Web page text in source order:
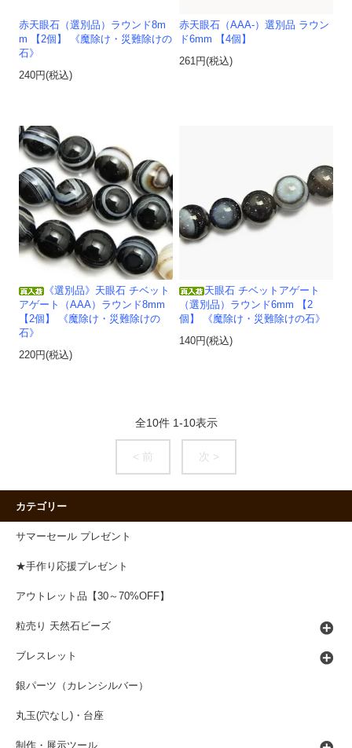
赤天眼石（選別品）ラウンド8m
m 【2個】 《魔除け・災難除けの
石》
240円(税込)
赤天眼石（AAA-）選別品 ラウン
ド6mm 【4個】
261円(税込)
《選別品》天眼石 チベット
アゲート（AAA）ラウンド8mm
【2個】 《魔除け・災難除けの
石》
220円(税込)
天眼石 チベットアゲート
（選別品）ラウンド6mm 【2
個】 《魔除け・災難除けの石》
140円(税込)
全10件 1-10表示
< 前 次 >
カテゴリー
サマーセール プレゼント
★手作り応援プレゼント
アウトレット品【30～70%OFF】
粒売り 天然石ビーズ
ブレスレット
銀パーツ（カレンシルバー）
丸玉(穴なし)・台座